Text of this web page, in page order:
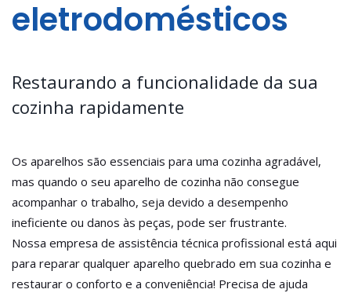
eletrodomésticos
Restaurando a funcionalidade da sua
cozinha rapidamente
Os aparelhos são essenciais para uma cozinha agradável,
mas quando o seu aparelho de cozinha não consegue
acompanhar o trabalho, seja devido a desempenho
ineficiente ou danos às peças, pode ser frustrante.
Nossa empresa de assistência técnica profissional está aqui
para reparar qualquer aparelho quebrado em sua cozinha e
restaurar o conforto e a conveniência! Precisa de ajuda